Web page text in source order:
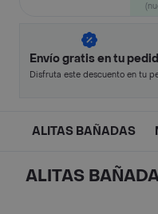
Envío gratis en tu
Disfruta este descuento en tu
ALITAS BAÑADAS
ALITAS